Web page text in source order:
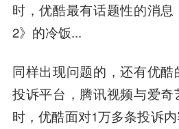
时，优酷最有话题性的消
2》的冷饭...
同样出现问题的，还有优
投诉平台，腾讯视频与爱
时，优酷面对1万多条投诉